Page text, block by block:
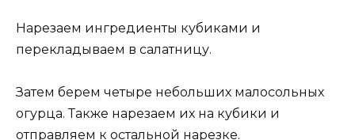
Нарезаем ингредиенты кубиками и
перекладываем в салатницу.
Затем берем четыре небольших малосольных
огурца. Также нарезаем их на кубики и
отправляем к остальной нарезке.